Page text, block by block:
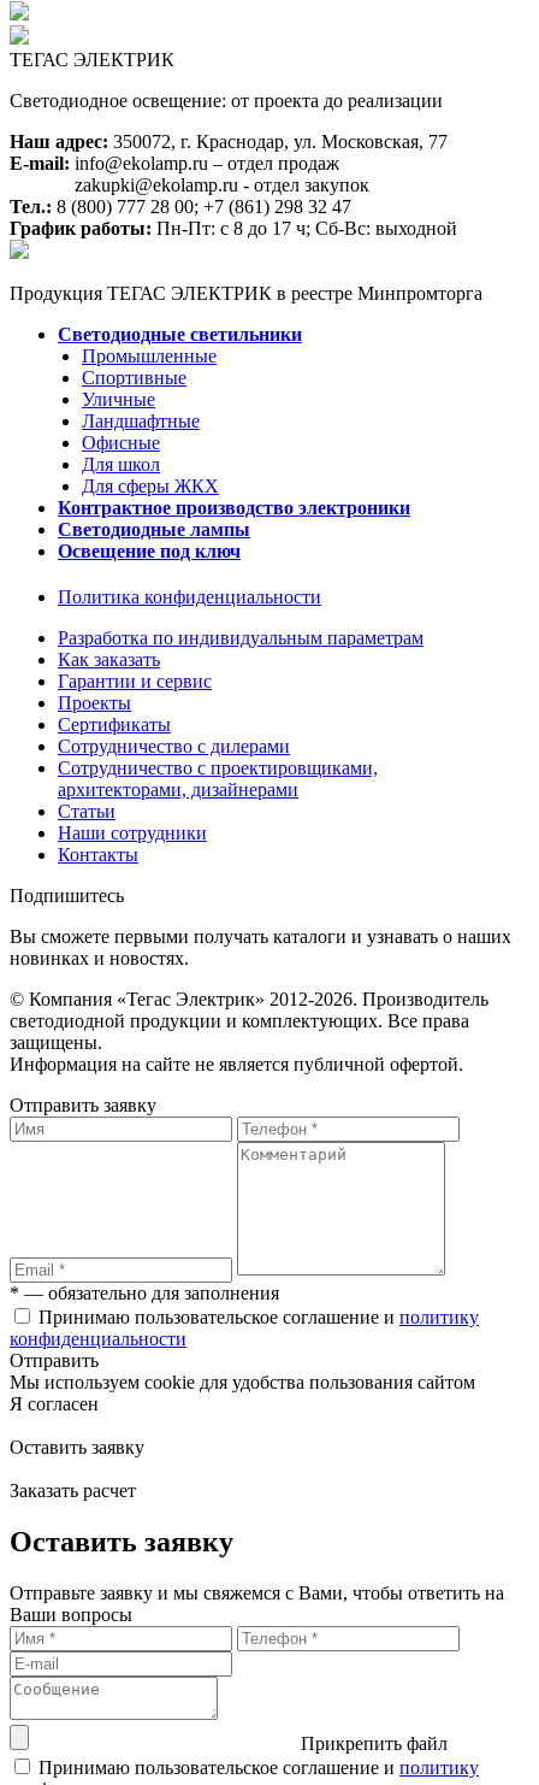
ТЕГАС ЭЛЕКТРИК
Светодиодное освещение: от проекта до реализации
Наш адрес: 350072, г. Краснодар, ул. Московская, 77
E-mail: info@ekolamp.ru – отдел продаж
zakupki@ekolamp.ru - отдел закупок
Тел.: 8 (800) 777 28 00; +7 (861) 298 32 47
График работы: Пн-Пт: с 8 до 17 ч; Сб-Вс: выходной
Продукция ТЕГАС ЭЛЕКТРИК в реестре Минпромторга
Светодиодные светильники
Промышленные
Спортивные
Уличные
Ландшафтные
Офисные
Для школ
Для сферы ЖКХ
Контрактное производство электроники
Светодиодные лампы
Освещение под ключ
Политика конфиденциальности
Разработка по индивидуальным параметрам
Как заказать
Гарантии и сервис
Проекты
Сертификаты
Сотрудничество с дилерами
Сотрудничество с проектировщиками,
архитекторами, дизайнерами
Статьи
Наши сотрудники
Контакты
Подпишитесь
Вы сможете первыми получать каталоги и узнавать о наших
новинках и новостях.
© Компания «Тегас Электрик» 2012-2026. Производитель
светодиодной продукции и комплектующих. Все права
защищены.
Информация на сайте не является публичной офертой.
Отправить заявку
* — обязательно для заполнения
Принимаю пользовательское соглашение и политику
конфиденциальности
Отправить
Мы используем cookie для удобства пользования сайтом
Я согласен
Оставить заявку
Заказать расчет
Оставить заявку
Отправьте заявку и мы свяжемся с Вами, чтобы ответить на
Ваши вопросы
Прикрепить файл
Принимаю пользовательское соглашение и политику